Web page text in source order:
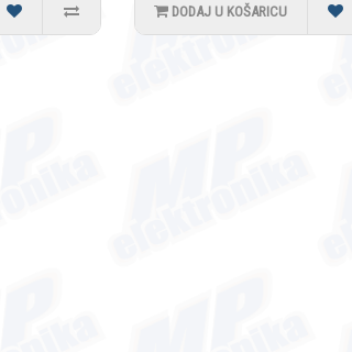
DODAJ U KOŠARICU